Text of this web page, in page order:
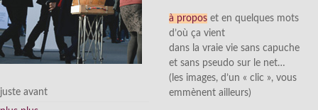
juste avant
à propos et en quelques mots
d’où ça vient
dans la vraie vie sans capuche
et sans pseudo sur le net…
(les images, d’un « clic », vous
emmènent ailleurs)